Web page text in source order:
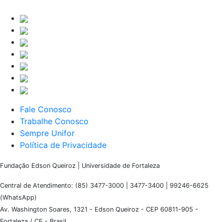
Fale Conosco
Trabalhe Conosco
Sempre Unifor
Política de Privacidade
Fundação Edson Queiroz | Universidade de Fortaleza
Central de Atendimento: (85) 3477-3000 | 3477-3400 | 99246-6625
(WhatsApp)
Av. Washington Soares, 1321 - Edson Queiroz - CEP 60811-905 -